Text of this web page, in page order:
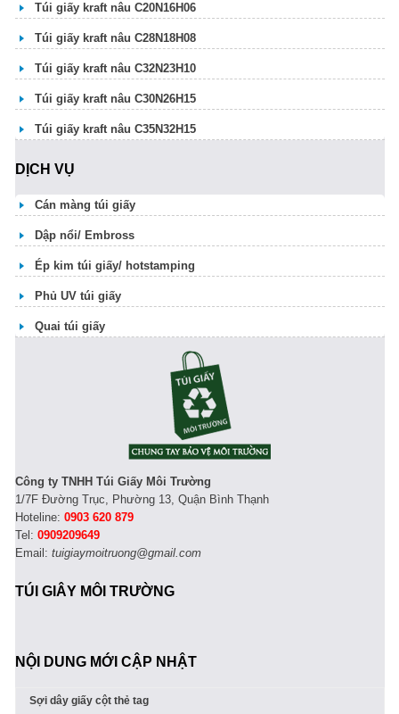
Túi giấy kraft nâu C20N16H06
Túi giấy kraft nâu C28N18H08
Túi giấy kraft nâu C32N23H10
Túi giấy kraft nâu C30N26H15
Túi giấy kraft nâu C35N32H15
DỊCH VỤ
Cán màng túi giấy
Dập nổi/ Embross
Ép kim túi giấy/ hotstamping
Phủ UV túi giấy
Quai túi giấy
Công ty TNHH Túi Giấy Môi Trường
1/7F Đường Trục, Phường 13, Quận Bình Thạnh
Hoteline: 0903 620 879
Tel: 0909209649
Email: tuigiaymoitruong@gmail.com
TÚI GIÂY MÔI TRƯỜNG
NỘI DUNG MỚI CẬP NHẬT
Sợi dây giấy cột thẻ tag